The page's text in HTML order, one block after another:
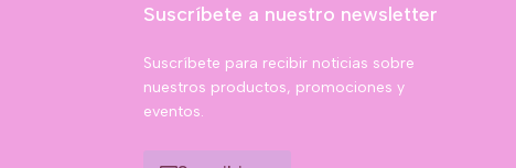
Suscríbete a nuestro newsletter
Suscríbete para recibir noticias sobre
nuestros productos, promociones y
eventos.